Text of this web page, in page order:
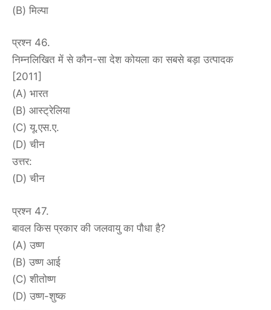
(B) मिल्पा
प्रश्न 46.
निम्नलिखित में से कौन-सा देश कोयला का सबसे बड़ा उत्पादक
[2011]
(A) भारत
(B) आस्ट्रेलिया
(C) यू.एस.ए.
(D) चीन
उत्तर:
(D) चीन
प्रश्न 47.
बावल किस प्रकार की जलवायु का पौधा है?
(A) उष्ण
(B) उष्ण आई
(C) शीतोष्ण
(D) उष्ण-शुष्क